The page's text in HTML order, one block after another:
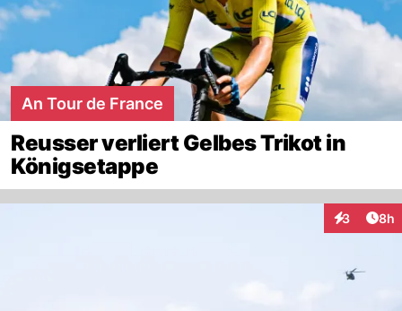
An Tour de France
Reusser verliert Gelbes Trikot in
Königsetappe
3 8h